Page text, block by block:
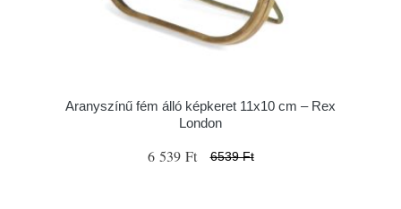
Aranyszínű fém álló képkeret 11x10 cm – Rex
London
6 539 Ft 6539 Ft